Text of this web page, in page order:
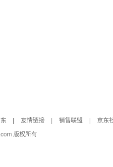
友情链接 销售联盟 京东
版权所有